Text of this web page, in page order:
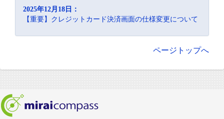
2025年12月18日：
【重要】クレジットカード決済画面の仕様変更について
ページトップへ